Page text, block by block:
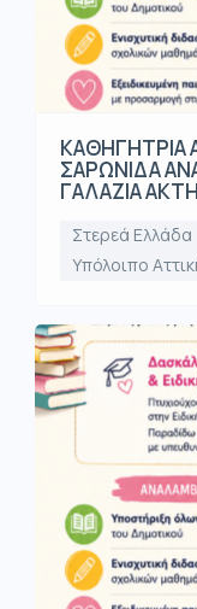
ΚΑΘΗΓΗΤΡΙΑ
ΣΑΡΩΝΙΔΑ
ΓΑΛΑΖΙΑ ΑΚΤΗ
Στερεά Ελλάδα
Υπόλοιπο